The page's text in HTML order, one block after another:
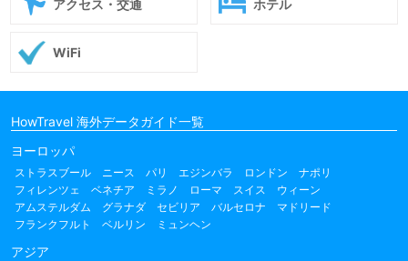
アクセス・交通 ホテル
WiFi
HowTravel 海外データガイド一覧
ヨーロッパ
ストラスブール ニース パリ エジンバラ ロンドン
ナポリ
フィレンツェ
ベネチア ミラノ ローマ スイス
ウィーン
アムステルダム
グラナダ セビリア バルセロナ
マドリード
フランクフルト
ベルリン ミュンヘン
アジア